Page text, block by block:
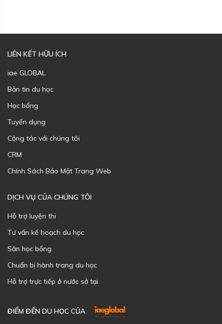
LIÊN KẾT HỮU ÍCH
iae GLOBAL
Bản tin du học
Học bổng
Tuyển dụng
Cộng tác với chúng tôi
CRM
Chính Sách Bảo Mật Trang Web
DỊCH VỤ CỦA CHÚNG TÔI
Hỗ trợ luyện thi
Tư vấn kế hoạch du học
Săn học bổng
Chuẩn bị hành trang du học
Hỗ trợ trực tiếp ở nước sở tại
ĐIỂM ĐẾN DU HỌC CỦA